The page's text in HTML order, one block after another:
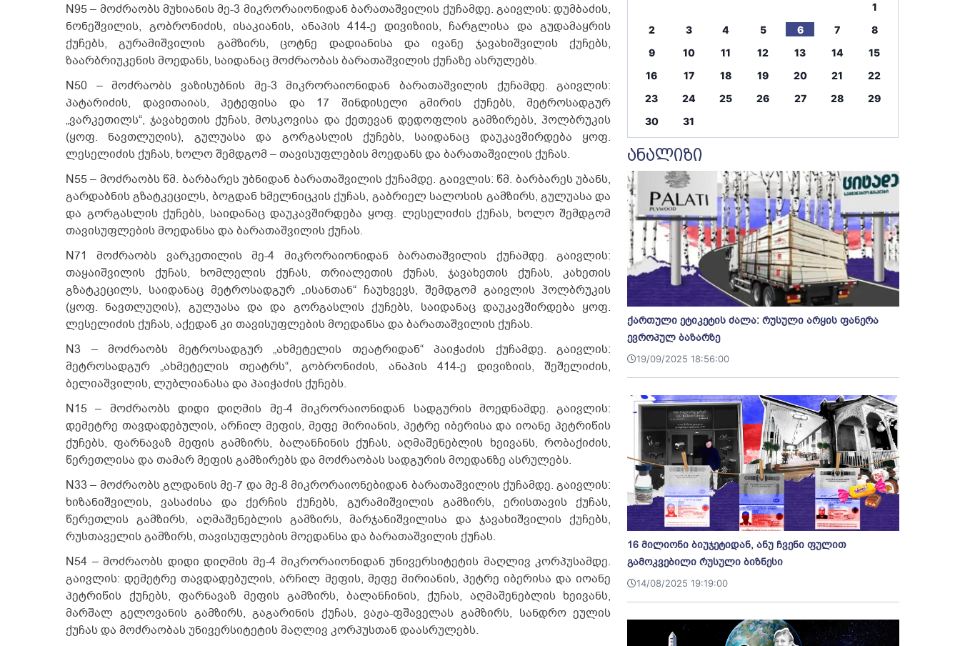
N95 – მოძრაობს მუხიანის მე-3 მიკრორაიონიდან ბარათაშვილის ქუჩამდე. გაივლის: დუმბაძის,
ნონეშვილის, გობრონიძის, ისაკიანის, ანაპის 414-ე დივიზიის, ჩარგლისა და გუდამაყრის
ქუჩებს, გურამიშვილის გამზირს, ცოტნე დადიანისა და ივანე ჯავახიშვილის ქუჩებს,
ზაარბრიუკენის მოედანს, საიდანაც მოძრაობას ბარათაშვილის ქუჩაზე ასრულებს.
N50 – მოძრაობს ვაზისუბნის მე-3 მიკრორაიონიდან ბარათაშვილის ქუჩამდე. გაივლის:
პატარიძის, დავითაიას, პეტეფისა და 17 შინდისელი გმირის ქუჩებს, მეტროსადგურ
„ვარკეთილს“, ჯავახეთის ქუჩას, მოსკოვისა და ქეთევან დედოფლის გამზირებს, ჰოლბრუკის
(ყოფ. ნავთლუღის), გულუასა და გორგასლის ქუჩებს, საიდანაც დაუკავშირდება ყოფ.
ლესელიძის ქუჩას, ხოლო შემდგომ – თავისუფლების მოედანს და ბარათაშვილის ქუჩას.
N55 – მოძრაობს წმ. ბარბარეს უბნიდან ბარათაშვილის ქუჩამდე. გაივლის: წმ. ბარბარეს უბანს,
გარდაბნის გზატკეცილს, ბოგდან ხმელნიცკის ქუჩას, გაბრიელ სალოსის გამზირს, გულუასა და
და გორგასლის ქუჩებს, საიდანაც დაუკავშირდება ყოფ. ლესელიძის ქუჩას, ხოლო შემდგომ
თავისუფლების მოედანსა და ბარათაშვილის ქუჩას.
N71 მოძრაობს ვარკეთილის მე-4 მიკრორაიონიდან ბარათაშვილის ქუჩამდე. გაივლის:
თაყაიშვილის ქუჩას, ხომლელის ქუჩას, თრიალეთის ქუჩას, ჯავახეთის ქუჩას, კახეთის
გზატკეცილს, საიდანაც მეტროსადგურ „ისანთან“ ჩაუხვევს, შემდგომ გაივლის ჰოლბრუკის
(ყოფ. ნავთლუღის), გულუასა და და გორგასლის ქუჩებს, საიდანაც დაუკავშირდება ყოფ.
ლესელიძის ქუჩას, აქედან კი თავისუფლების მოედანსა და ბარათაშვილის ქუჩას.
N3 – მოძრაობს მეტროსადგურ „ახმეტელის თეატრიდან“ პაიჭაძის ქუჩამდე. გაივლის:
მეტროსადგურ „ახმეტელის თეატრს“, გობრონიძის, ანაპის 414-ე დივიზიის, შეშელიძის,
ბელიაშვილის, ლუბლიანასა და პაიჭაძის ქუჩებს.
N15 – მოძრაობს დიდი დიღმის მე-4 მიკრორაიონიდან სადგურის მოედნამდე. გაივლის:
დემეტრე თავდადებულის, არჩილ მეფის, მეფე მირიანის, პეტრე იბერისა და იოანე პეტრიწის
ქუჩებს, ფარნავაზ მეფის გამზირს, ბალანჩინის ქუჩას, აღმაშენებლის ხეივანს, რობაქიძის,
წერეთლისა და თამარ მეფის გამზირებს და მოძრაობას სადგურის მოედანზე ასრულებს.
N33 – მოძრაობს გლდანის მე-7 და მე-8 მიკრორაიონებიდან ბარათაშვილის ქუჩამდე. გაივლის:
ხიზანიშვილის, ვასაძისა და ქერჩის ქუჩებს, გურამიშვილის გამზირს, ერისთავის ქუჩას,
წერეთლის გამზირს, აღმაშენებლის გამზირს, მარჯანიშვილისა და ჯავახიშვილის ქუჩებს,
რუსთაველის გამზირს, თავისუფლების მოედანსა და ბარათაშვილის ქუჩას.
N54 – მოძრაობს დიდი დიღმის მე-4 მიკრორაიონიდან უნივერსიტეტის მაღლივ კორპუსამდე.
გაივლის: დემეტრე თავდადებულის, არჩილ მეფის, მეფე მირიანის, პეტრე იბერისა და იოანე
პეტრიწის ქუჩებს, ფარნავაზ მეფის გამზირს, ბალანჩინის, ქუჩას, აღმაშენებლის ხეივანს,
მარშალ გელოვანის გამზირს, გაგარინის ქუჩას, ვაჟა-ფშაველას გამზირს, სანდრო ეულის
ქუჩას და მოძრაობას უნივერსიტეტის მაღლივ კორპუსთან დაასრულებს.
1
2
3 4 5 6 7
8
9
10 11 12 13 14
15
16
17 18 19 20 21
22
23
24 25 26 27 28
29
30
31
ანალიზი
ქართული ეტიკეტის ძალა: რუსული არყის ფანერა
ევროპულ ბაზარზე
19/09/2025 18:56:00
16 მილიონი ბიუჯეტიდან, ანუ ჩვენი ფულით
გამოკვებილი რუსული ბიზნესი
14/08/2025 19:19:00